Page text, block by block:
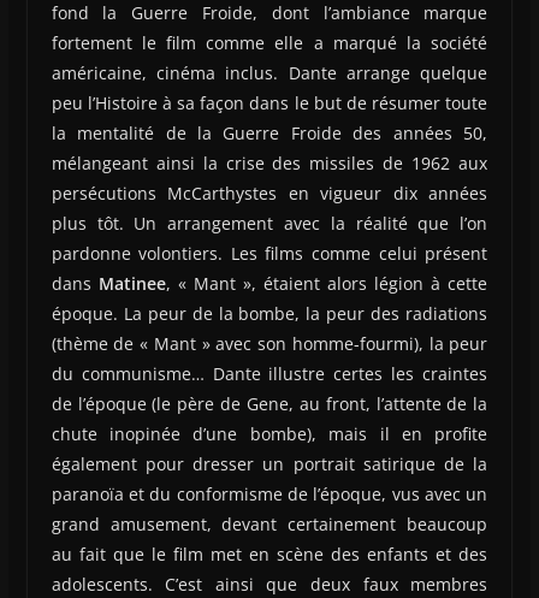
fond la Guerre Froide, dont l’ambiance marque
fortement le film comme elle a marqué la société
américaine, cinéma inclus. Dante arrange quelque
peu l’Histoire à sa façon dans le but de résumer toute
la mentalité de la Guerre Froide des années 50,
mélangeant ainsi la crise des missiles de 1962 aux
persécutions McCarthystes en vigueur dix années
plus tôt. Un arrangement avec la réalité que l’on
pardonne volontiers. Les films comme celui présent
dans Matinee, « Mant », étaient alors légion à cette
époque. La peur de la bombe, la peur des radiations
(thème de « Mant » avec son homme-fourmi), la peur
du communisme… Dante illustre certes les craintes
de l’époque (le père de Gene, au front, l’attente de la
chute inopinée d’une bombe), mais il en profite
également pour dresser un portrait satirique de la
paranoïa et du conformisme de l’époque, vus avec un
grand amusement, devant certainement beaucoup
au fait que le film met en scène des enfants et des
adolescents. C’est ainsi que deux faux membres